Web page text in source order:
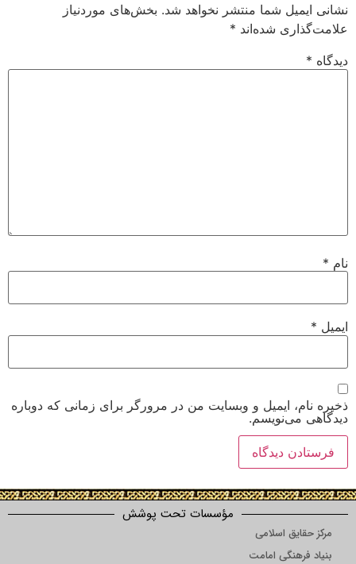
شما منتشر نخواهد شد. بخش‌های موردنیاز
شده‌اند*
ایمیل و وبسایت من در مرورگر برای زمانی که دوباره
مؤسسات تحت پوشش
اسلامی
امامت